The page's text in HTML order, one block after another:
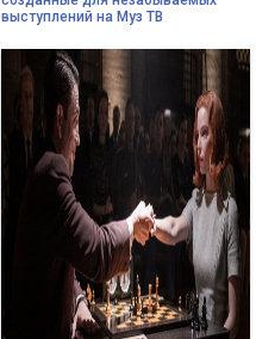
выступлений на Муз ТВ